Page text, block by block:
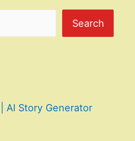
Search
AI Story Generator